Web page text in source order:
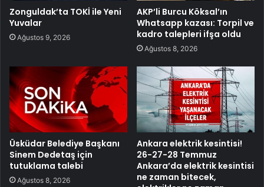
Zonguldak’ta TOKİ ile Yeni
Yuvalar
Ağustos 9, 2026
AKP’li Burcu Köksal’ın
Whatsapp kazası: Torpil ve
kadro talepleri ifşa oldu
Ağustos 8, 2026
Üsküdar Belediye Başkanı
Sinem Dedetaş için
tutuklama talebi
Ağustos 8, 2026
Ankara elektrik kesintisi!
26-27-28 Temmuz
Ankara’da elektrik kesintisi
ne zaman bitecek,